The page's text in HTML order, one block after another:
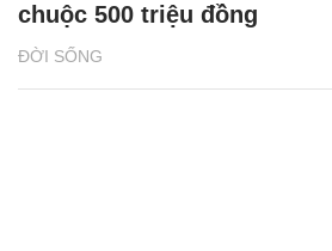
ĐỜI SỐNG
chuộc 500 triệu đồng